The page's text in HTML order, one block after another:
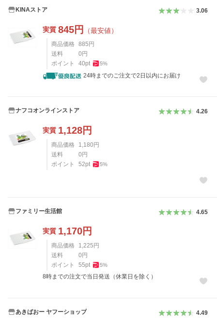
KINAストア 3.06
実質 845円 （最安値）
商品価格 885 円
送料
0 円
ポイント
40pt 5%
24時までのご注文で2日以内にお届け
ナフコオンラインストア 4.26
実質 1,128円
商品価格 1,180 円
送料
0 円
ポイント
52pt 5%
ファミリー生活館 4.65
実質 1,170円
商品価格 1,225 円
送料
0 円
ポイント
55pt 5%
8時までの注文で当日発送（休業日を除く）
あきばおー ヤフーショップ 4.49